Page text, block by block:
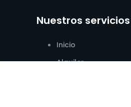
Nuestros servicios
Inicio
Alquiler